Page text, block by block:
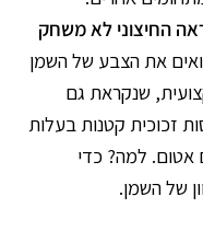
החיצוני לא משחק
את הצבע של השמן
שנקראת גם
זכוכית קטנות בעלות
אטום. למה? כדי
של השמן.